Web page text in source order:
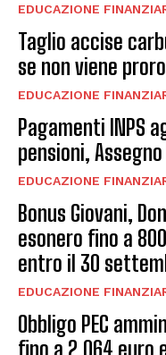
EDUCAZIONE
Taglio accise
se non viene
EDUCAZIONE
Pagamenti INPS
pensioni, Assegno
EDUCAZIONE
Bonus Giovani,
esonero fino a
entro il 30
EDUCAZIONE
Obbligo PEC
fino a 2.064 euro